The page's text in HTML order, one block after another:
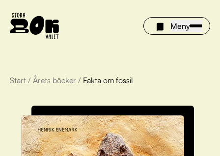
Meny
Årets böcker
Om Stora bokvalet
Olivia tipsar
Start / Årets böcker / Fakta om fossil